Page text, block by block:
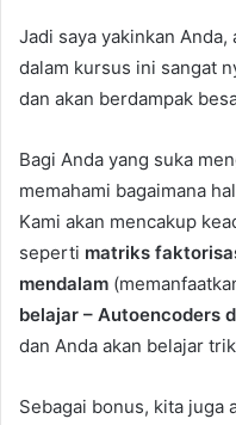
Jadi saya yakinkan Anda,
dalam kursus ini sangat
dan akan berdampak
Bagi Anda yang suka
memahami bagaimana
Kami akan mencakup
seperti matriks
mendalam
belajar – Autoencoders
dan Anda akan belajar
Sebagai bonus, kita juga